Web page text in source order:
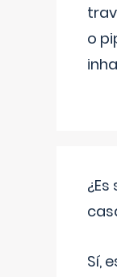
o
Sí,